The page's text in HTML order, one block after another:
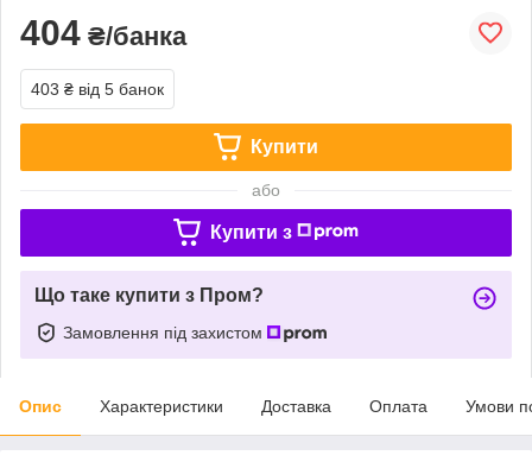
404 ₴/банка
403 ₴ від 5 банок
Купити
або
Купити з
Що таке купити з Пром?
Замовлення під захистом
Опис Характеристики Доставка Оплата Умови